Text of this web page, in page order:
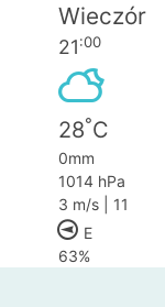
Wieczór
21:00
28°C
0mm
1014 hPa
3 m/s | 11
E
63%